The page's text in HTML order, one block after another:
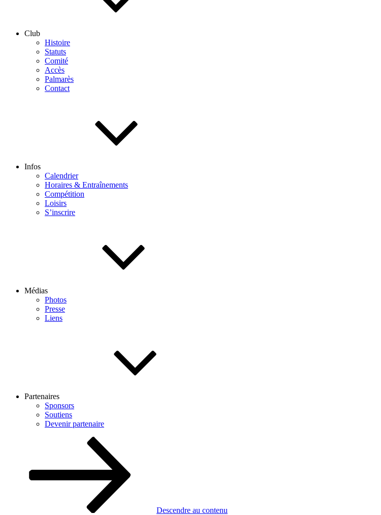
Club
Histoire
Statuts
Comité
Accès
Palmarès
Contact
Infos
Calendrier
Horaires & Entraînements
Compétition
Loisirs
S’inscrire
Médias
Photos
Presse
Liens
Partenaires
Sponsors
Soutiens
Devenir partenaire
Descendre au contenu